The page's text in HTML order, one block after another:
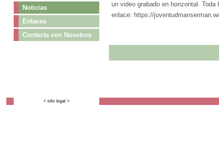
Noticias
Enlaces
Contacta con Nosotros
un video grabado en horizontal.
enlace: https://
< info legal >